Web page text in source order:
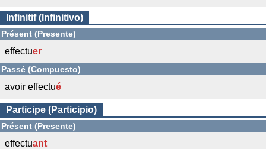
Infinitif (Infinitivo)
Présent (Presente)
effectuer
Passé (Compuesto)
avoir effectué
Participe (Participio)
Présent (Presente)
effectuant